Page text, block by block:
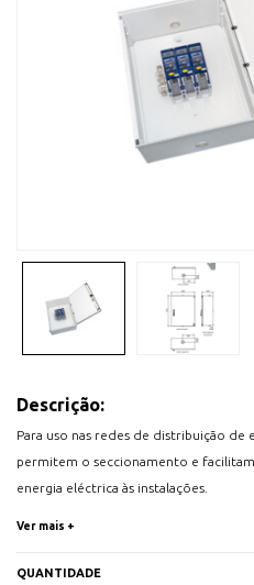
Descrição:
Para uso nas redes de distribuição de
permitem o seccionamento e
energia eléctrica às instalações.
MATERIAIS:
Ver mais +
QUANTIDADE